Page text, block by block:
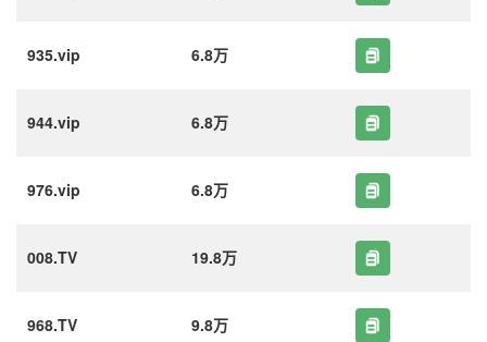
935.vip 6.8万
944.vip 6.8万
976.vip 6.8万
008.TV 19.8万
968.TV 9.8万